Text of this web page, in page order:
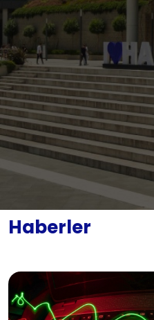
Kalite
İletişim
Haberler